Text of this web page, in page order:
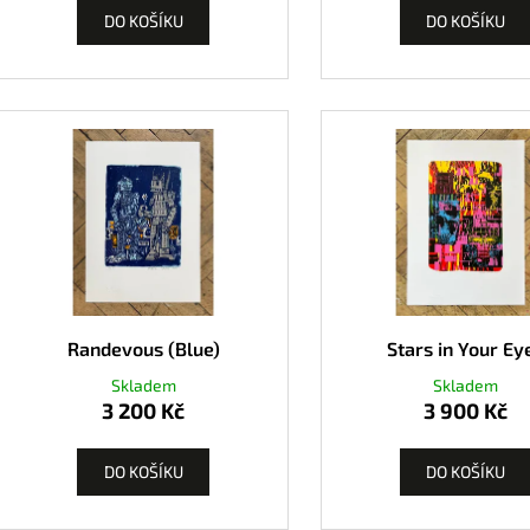
DO KOŠÍKU DO KOŠÍKU
Randevous (Blue)
Skladem
3 200 Kč
DO KOŠÍKU
Stars in Your
Skladem
3 900 Kč
DO KOŠÍKU